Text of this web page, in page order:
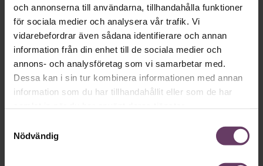
och annonserna till användarna, tillhandahålla funktioner
för sociala medier och analysera vår trafik. Vi
vidarebefordrar även sådana identifierare och annan
information från din enhet till de sociala medier och
annons- och analysföretag som vi samarbetar med.
Dessa kan i sin tur kombinera informationen med annan
information som du har tillhandahållit eller som de har
Nödvändig
Mer på ämnet
Inspiration från Chefakademin
Det här är svenska ledningsgruppers
Svenska ledningsgrupper lägger mycket tid på att se i
backspegeln. Fredrik Mannheimers råd är att flytta fokus